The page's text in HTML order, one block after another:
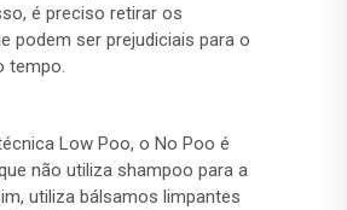
é preciso retirar os
podem ser prejudiciais para o
tempo.
Low Poo, o No Poo é
não utiliza shampoo para a
utiliza bálsamos limpantes